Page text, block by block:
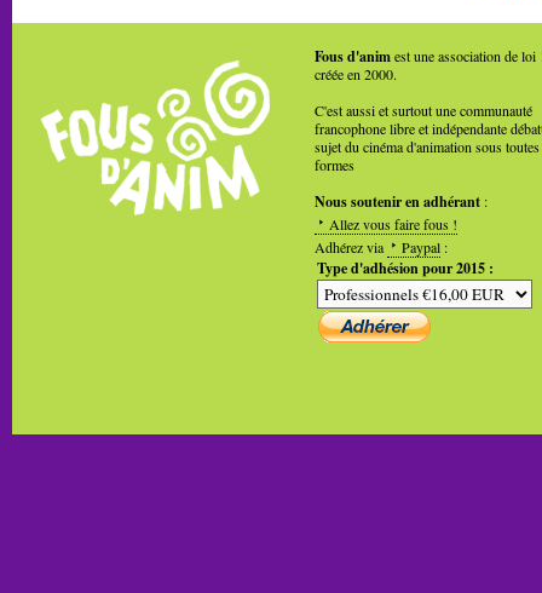
Fous d'animest une association de loi
créée en 2000.
C'est aussi et surtout une communauté
francophone libre et indépendante
sujet du cinéma d'animation sous toutes
formes
Nous soutenir en adhérant :
Allez vous faire fous !
Adhérez via
Paypal :
Type d'adhésion pour 2015 :